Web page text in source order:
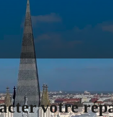
votre